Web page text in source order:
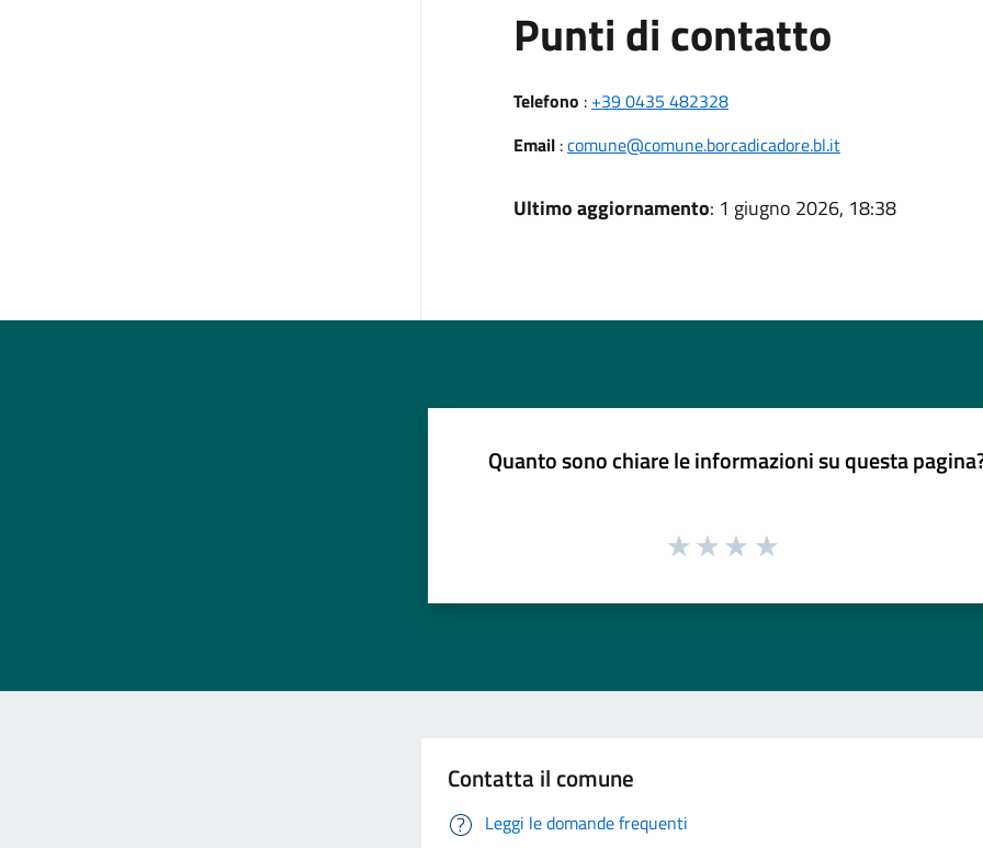
Punti di contatto
Telefono : +39 0435 482328
Email:comune@comune.borcadicadore.bl.it
Ultimo aggiornamento: 1 giugno 2026, 18:38
Quanto sono chiare le informazioni su questa
Contatta il comune
Leggi le domande frequenti